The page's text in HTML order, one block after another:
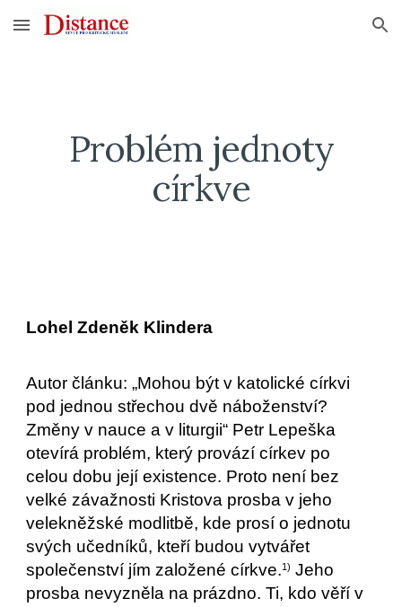
Skip to main content Skip to navigation
Problém jednoty
církve
Lohel Zdeněk Klindera
Autor článku: „Mohou být v katolické církvi
pod jednou střechou dvě náboženství?
Změny v nauce a v liturgii“ Petr Lepeška
otevírá problém, který provází církev po
celou dobu její existence. Proto není bez
velké závažnosti Kristova prosba v jeho
velekněžské modlitbě, kde prosí o jednotu
svých učedníků, kteří budou vytvářet
společenství jím založené církve.1) Jeho
prosba nevyzněla na prázdno. Ti, kdo věří v